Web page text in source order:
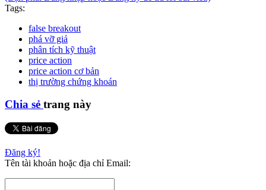
Tags:
false breakout
phá vỡ giả
phân tích kỹ thuật
price action
price action cơ bản
thị trường chứng khoán
Chia sẻ trang này
Đăng ký!
Tên tài khoản hoặc địa chỉ Email: